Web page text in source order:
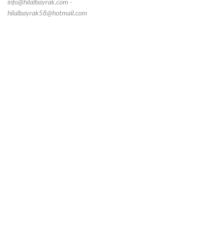
info@hilalbayrak.com -
hilalbayrak58@hotmail.com